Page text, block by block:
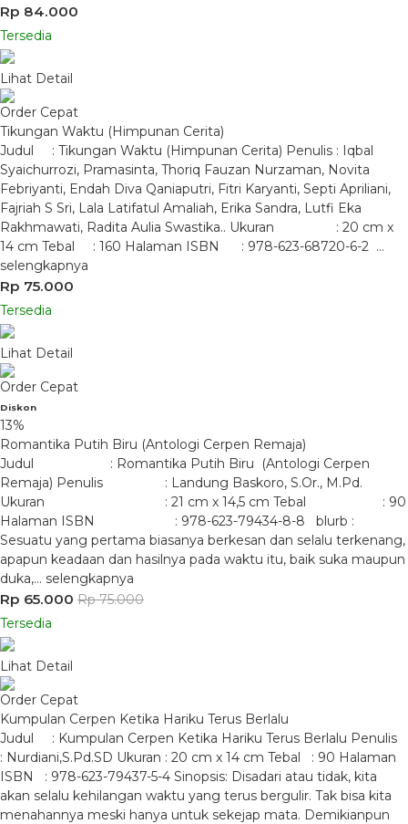
Rp 84.000
Tersedia
Lihat Detail
Order Cepat
Tikungan Waktu (Himpunan Cerita)
Judul : Tikungan Waktu (Himpunan Cerita) Penulis : Iqbal
Syaichurrozi, Pramasinta, Thoriq Fauzan Nurzaman, Novita
Febriyanti, Endah Diva Qaniaputri, Fitri Karyanti, Septi Apriliani,
Fajriah S Sri, Lala Latifatul Amaliah, Erika Sandra, Lutfi Eka
Rakhmawati, Radita Aulia Swastika.. Ukuran : 20 cm x
14 cm Tebal : 160 Halaman ISBN : 978-623-68720-6-2 …
selengkapnya
Rp 75.000
Tersedia
Lihat Detail
Order Cepat
Diskon
13%
Romantika Putih Biru (Antologi Cerpen Remaja)
Judul : Romantika Putih Biru (Antologi Cerpen
Remaja) Penulis : Landung Baskoro, S.Or., M.Pd.
Ukuran : 21 cm x 14,5 cm Tebal : 90
Halaman ISBN : 978-623-79434-8-8 blurb :
Sesuatu yang pertama biasanya berkesan dan selalu terkenang,
apapun keadaan dan hasilnya pada waktu itu, baik suka maupun
duka,… selengkapnya
Rp 65.000 Rp 75.000
Tersedia
Lihat Detail
Order Cepat
Kumpulan Cerpen Ketika Hariku Terus Berlalu
Judul : Kumpulan Cerpen Ketika Hariku Terus Berlalu Penulis
: Nurdiani,S.Pd.SD Ukuran : 20 cm x 14 cm Tebal : 90 Halaman
ISBN : 978-623-79437-5-4 Sinopsis: Disadari atau tidak, kita
akan selalu kehilangan waktu yang terus bergulir. Tak bisa kita
menahannya meski hanya untuk sekejap mata. Demikianpun